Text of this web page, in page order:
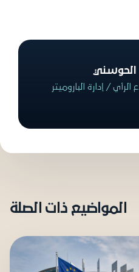
الحوسني
/ إدارة الباروميتر
المواضيع ذات الصلة